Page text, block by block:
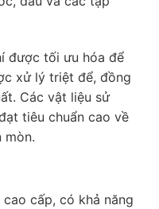
được tối ưu hóa để
xử lý triệt để, đồng
Các vật liệu sử
tiêu chuẩn cao về
mòn.
cấp, có khả năng